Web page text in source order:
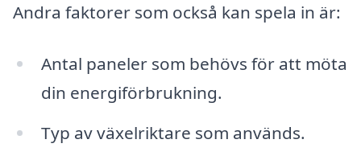
Andra faktorer som också kan spela in är:
Antal paneler som behövs för att möta
din energiförbrukning.
Typ av växelriktare som används.